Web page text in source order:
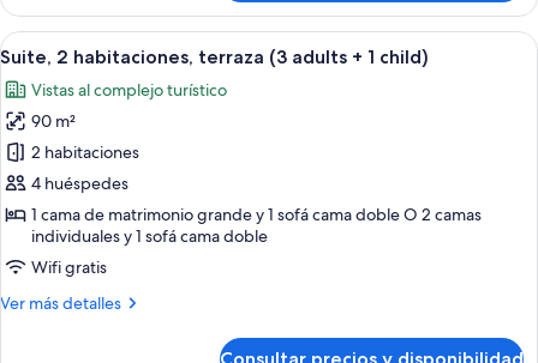
2
habitaciones,
terraza
adults)
Abrir
todas
las
fotos
de
Suite,
2
habitaciones,
terraza
(3
Una habitación de hotel con cama,
7
Suite, 2 habitaciones, terraza (3 adults + 1 child)
Vistas al complejo turístico
90 m²
2 habitaciones
4 huéspedes
1 cama de matrimonio grande y 1 sofá cama doble O 2 camas
individuales y 1 sofá cama doble
Wifi gratis
Ver más detalles
Más